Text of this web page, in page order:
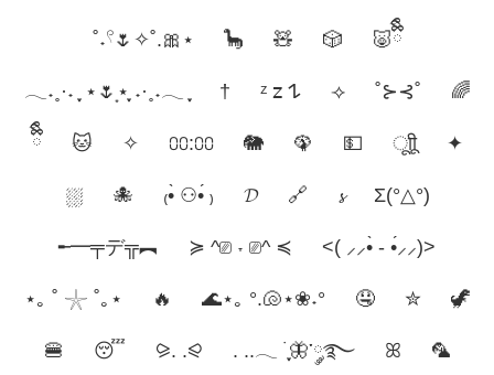
˚˖𓍢🌷✧˚.🎀⋆ 🦕 🧸 🎲 🐷ྀིྀི
𓂃˖˳·˖ ִֶָ ⋆🌷͙⋆ ִֶָ˖·˳˖𓂃 ִֶָ † ᶻ 𝗓 𐰁 ⟢ ˚⊱⊰˚ 🌈
ྀིྀི 🐱 ✧ ⩇⩇:⩇⩇ 🐘 🦚 💵 ूाीू ✦
⛆ 🐙 ₍•̀ ⚇•́ ₎ 𝓓 🔗 𝓼 Σ(°△°)
╾━╤デ╦︻ ≽ ^⎚ ˕ ⎚^ ≼ <( ⸝⸝•̀ - •́⸝⸝)>
⋆｡ ˚ 𓇼 ˚｡⋆ 🔥 🌊⋆｡ °.🐚⋆❀˖° 🤤 ✮ 🦖
🍔 😴 ⪩. .⪨ . ..𓂃 ࣪ ִֶָ🦋་༘࿐ ꕤ 🦜